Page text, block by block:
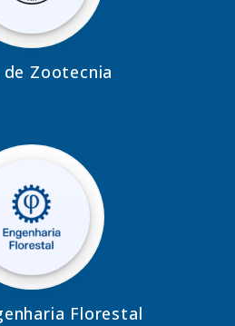
de Zootecnia
Florestal